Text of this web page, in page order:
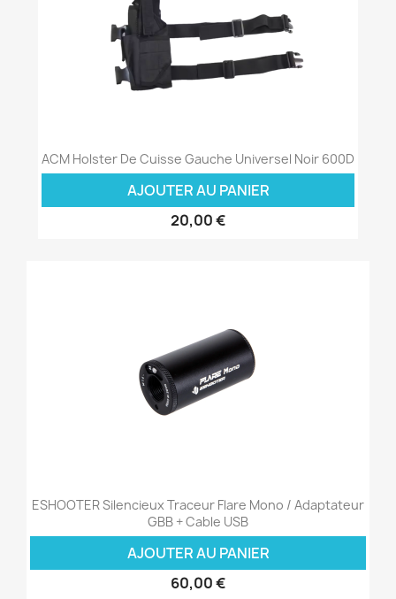
ACM Holster De Cuisse Gauche Universel Noir 600D
AJOUTER AU PANIER
20,00 €
ESHOOTER Silencieux Traceur Flare Mono / Adaptateur
GBB + Cable USB
AJOUTER AU PANIER
60,00 €